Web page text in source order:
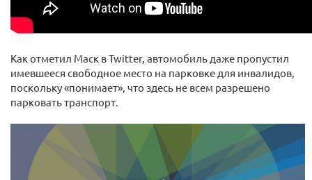
Как отметил Маск в Twitter, автомобиль даже пропустил
имевшееся свободное место на парковке для инвалидов,
поскольку «понимает», что здесь не всем разрешено
парковать транспорт.